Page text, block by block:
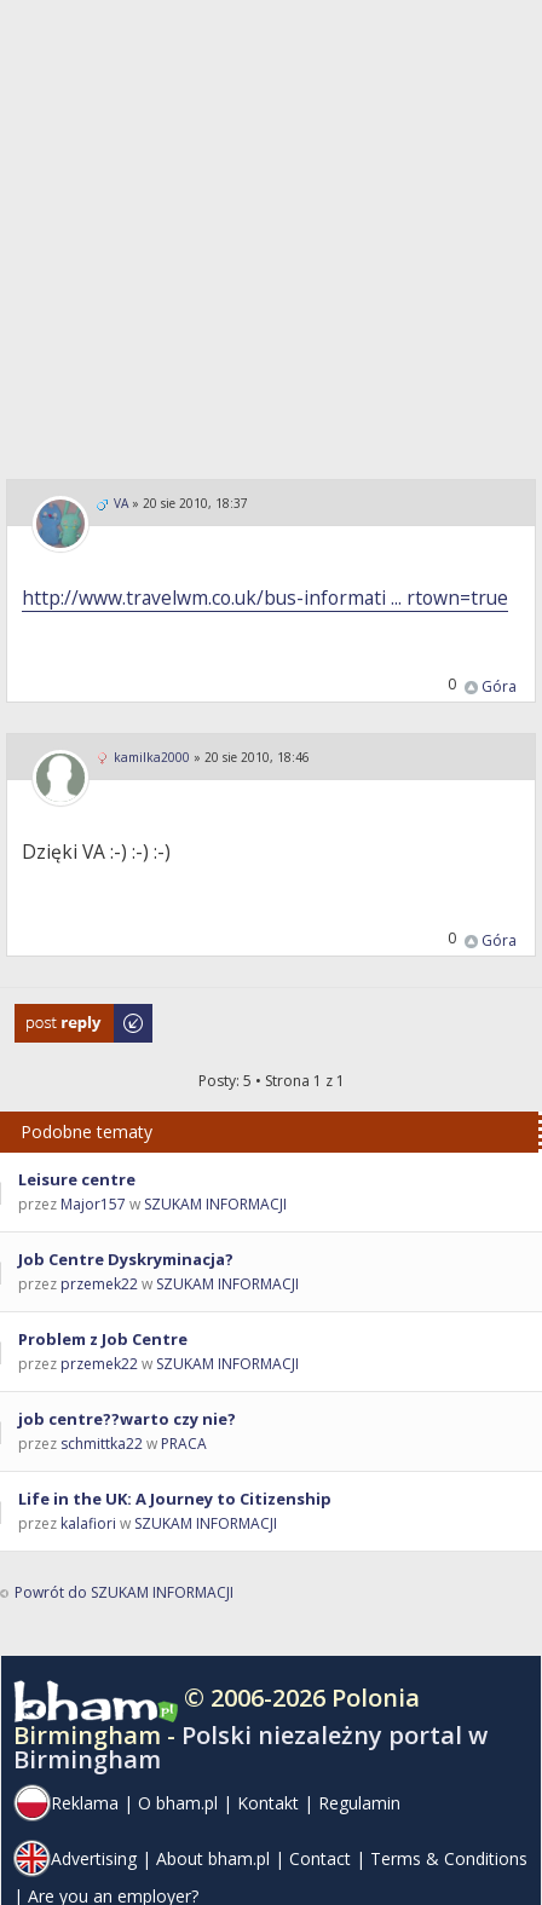
VA» 20 sie 2010, 18:37
http://www.travelwm.co.uk/bus-informati ... rtown=true
Góra
0
kamilka2000 » 20 sie 2010, 18:46
Dzięki VA :-) :-) :-)
Góra
0
Odpowiedz
Posty: 5 • Strona 1 z 1
Podobne tematy
Leisure centre
przez Major157 w SZUKAM INFORMACJI
Job Centre Dyskryminacja?
przez przemek22w SZUKAM INFORMACJI
Problem z Job Centre
przez przemek22w SZUKAM INFORMACJI
job centre??warto czy nie?
przez schmittka22w PRACA
Life in the UK: A Journey to Citizenship
przez kalafiori w SZUKAM INFORMACJI
Powrót do SZUKAM INFORMACJI
© 2006-2026 Polonia
Birmingham - Polski niezależny portal w
Birmingham
Reklama | O bham.pl | Kontakt | Regulamin
Advertising | About bham.pl | Contact | Terms & Conditions
| Are you an employer?